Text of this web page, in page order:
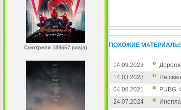
Смотрели 189657 раз(а) ПОХОЖИЕ МАТЕРИАЛЫ:
14.09.2023
14.03.2023
На
04.06.2021
PUBG.
24.07.2024